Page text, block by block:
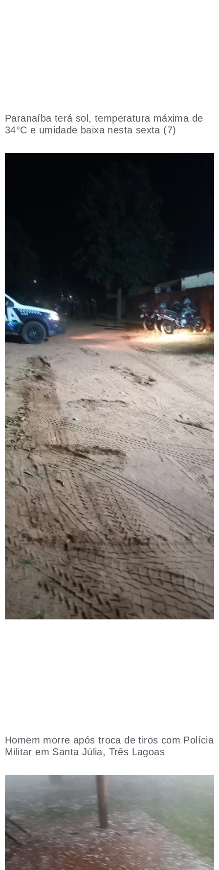
Paranaíba terá sol, temperatura máxima de
34°C e umidade baixa nesta sexta (7)
Homem morre após troca de tiros com Polícia
Militar em Santa Júlia, Três Lagoas